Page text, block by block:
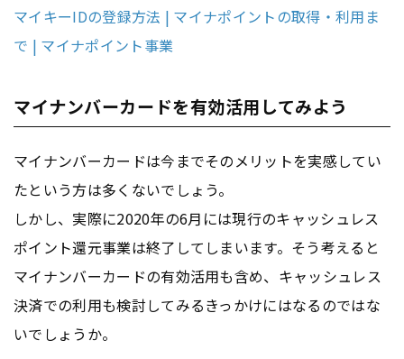
マイキーIDの登録方法 | マイナポイントの取得・利用ま
で | マイナポイント事業
マイナンバーカードを有効活用してみよう
マイナンバーカードは今までそのメリットを実感してい
たという方は多くないでしょう。
しかし、実際に2020年の6月には現行のキャッシュレス
ポイント還元事業は終了してしまいます。そう考えると
マイナンバーカードの有効活用も含め、キャッシュレス
決済での利用も検討してみるきっかけにはなるのではな
いでしょうか。